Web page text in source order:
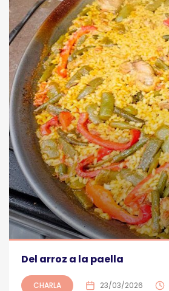
Del arroz a la paella
CHARLA 23/03/2026